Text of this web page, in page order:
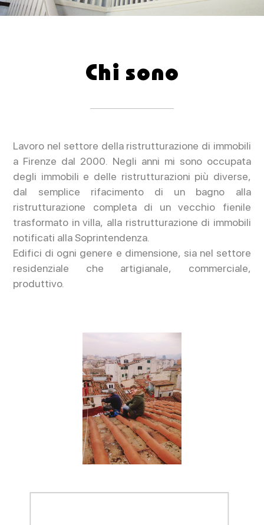
Chi sono
Lavoro nel settore della ristrutturazione di immobili
a Firenze dal 2000. Negli anni mi sono occupata
degli immobili e delle ristrutturazioni più diverse,
dal semplice rifacimento di un bagno alla
ristrutturazione completa di un vecchio fienile
trasformato in villa, alla ristrutturazione di immobili
notificati alla Soprintendenza.
Edifici di ogni genere e dimensione, sia nel settore
residenziale che artigianale, commerciale,
produttivo.